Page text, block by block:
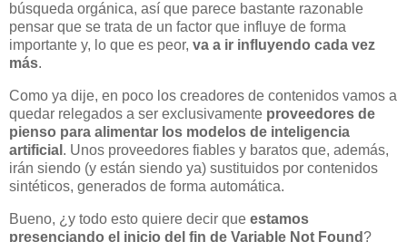
búsqueda orgánica, así que parece bastante razonable
pensar que se trata de un factor que influye de forma
importante y, lo que es peor, va a ir influyendo cada vez
más.
Como ya dije, en poco los creadores de contenidos vamos a
quedar relegados a ser exclusivamente proveedores de
pienso para alimentar los modelos de inteligencia
artificial . Unos proveedores fiables y baratos que, además,
irán siendo (y están siendo ya) sustituidos por contenidos
sintéticos, generados de forma automática.
Bueno, ¿y todo esto quiere decir que estamos
presenciando el inicio del fin de Variable Not Found ?